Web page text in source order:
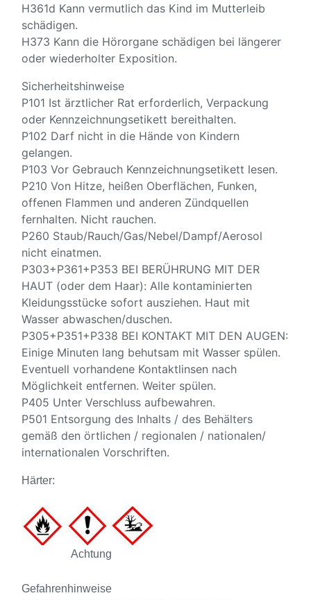
H361d Kann vermutlich das Kind im Mutterleib
schädigen.
H373 Kann die Hörorgane schädigen bei längerer
oder wiederholter Exposition.
Sicherheitshinweise
P101 Ist ärztlicher Rat erforderlich, Verpackung
oder Kennzeichnungsetikett bereithalten.
P102 Darf nicht in die Hände von Kindern
gelangen.
P103 Vor Gebrauch Kennzeichnungsetikett lesen.
P210 Von Hitze, heißen Oberflächen, Funken,
offenen Flammen und anderen Zündquellen
fernhalten. Nicht rauchen.
P260 Staub/Rauch/Gas/Nebel/Dampf/Aerosol
nicht einatmen.
P303+P361+P353 BEI BERÜHRUNG MIT DER
HAUT (oder dem Haar): Alle kontaminierten
Kleidungsstücke sofort ausziehen. Haut mit
Wasser abwaschen/duschen.
P305+P351+P338 BEI KONTAKT MIT DEN AUGEN:
Einige Minuten lang behutsam mit Wasser spülen.
Eventuell vorhandene Kontaktlinsen nach
Möglichkeit entfernen. Weiter spülen.
P405 Unter Verschluss aufbewahren.
P501 Entsorgung des Inhalts / des Behälters
gemäß den örtlichen / regionalen / nationalen/
internationalen Vorschriften.
Härter:
Achtung
Gefahrenhinweise